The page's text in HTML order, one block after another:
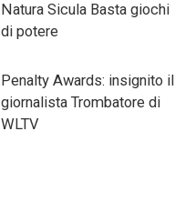
Natura Sicula Basta giochi
di potere
Penalty Awards: insignito il
giornalista Trombatore di
WLTV